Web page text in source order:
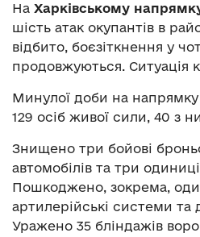
На Харківському
шість атак окупантів в
відбито, боєзіткнення у
продовжуються. Ситуація
Минулої доби на напрямку
129 осіб живої сили, 40 з
Знищено три бойові
автомобілів та три
Пошкоджено, зокрема,
артилерійські системи та
Уражено 35 бліндажів